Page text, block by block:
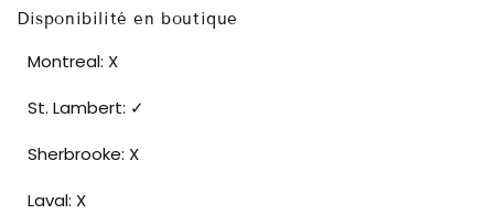
Disponibilité en boutique
Montreal: X
St. Lambert: ✓
Sherbrooke: X
Laval: X